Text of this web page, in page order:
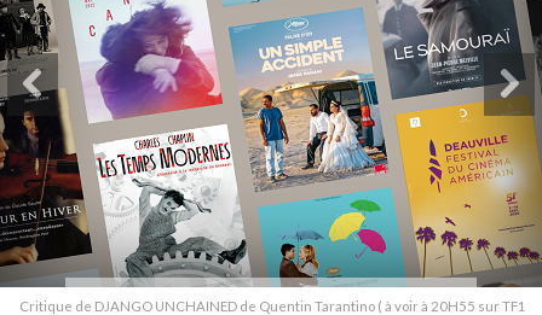
Critique de DJANGO UNCHAINED de Quentin Tarantino ( à voir à 20H55 sur TF1